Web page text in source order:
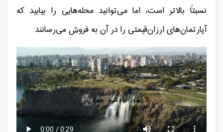
نسبتاً بالاتر است، اما می‌توانید محله‌هایی را بیابید که
آپارتمان‌های ارزان‌قیمتی را در آن به فروش می‌رسانند